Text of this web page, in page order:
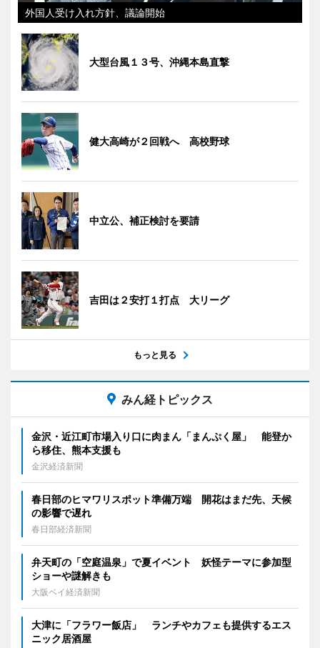
外国人受け入れ方針、議論開始
大型台風１３号、沖縄本島直撃
健大高崎が２回戦へ 高校野球
中立公、補正検討を要請
吉田は２安打１打点 大リーグ
もっと見る
みん経トピックス
金沢・近江町市場入り口に肉まん「まんぷく屋」 能登か
ら移住、熊本支援も
金沢経済新聞
春日部のヒマワリスポット準備万端 開花はまだ先、天候
の影響で遅れ
春日部経済新聞
弁天町の「空庭温泉」で夏イベント 妖怪テーマに参加型
ショーや謎解きも
大阪ベイ経済新聞
大津に「フラワー飯店」 ランチやカフェも提供するエス
ニック居酒屋